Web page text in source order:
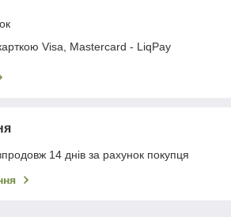
Visa, Mastercard - LiqPay
14 днів за рахунок покупця